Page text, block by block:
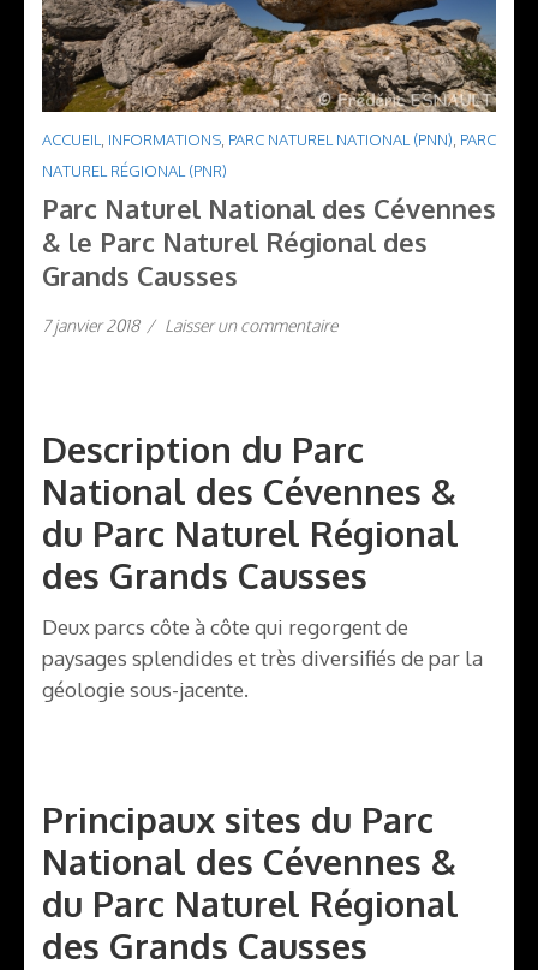
ACCUEIL, INFORMATIONS, PARC NATUREL NATIONAL (PNN), PARC
NATUREL RÉGIONAL (PNR)
Parc Naturel National des Cévennes
& le Parc Naturel Régional des
Grands Causses
7 janvier 2018 / Laisser un commentaire
Description du Parc
National des Cévennes &
du Parc Naturel Régional
des Grands Causses
Deux parcs côte à côte qui regorgent de
paysages splendides et très diversifiés de par la
géologie sous-jacente.
Principaux sites du Parc
National des Cévennes &
du Parc Naturel Régional
des Grands Causses